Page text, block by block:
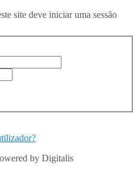
site deve iniciar uma sessão
by Digitalis